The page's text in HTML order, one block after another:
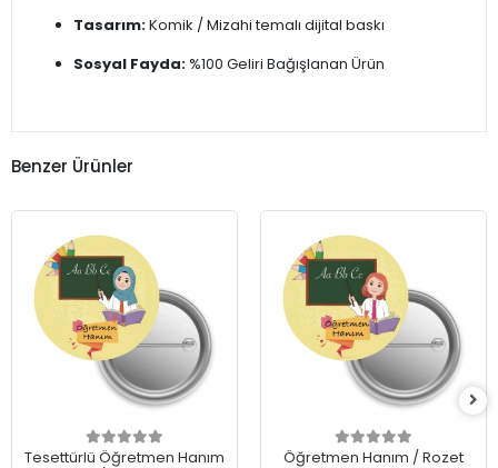
Tasarım:Komik / Mizahi temalı dijital baskı
Sosyal Fayda: %100 Geliri Bağışlanan Ürün
Benzer Ürünler
Tesettürlü Öğretmen Hanım
Öğretmen Hanım / Rozet